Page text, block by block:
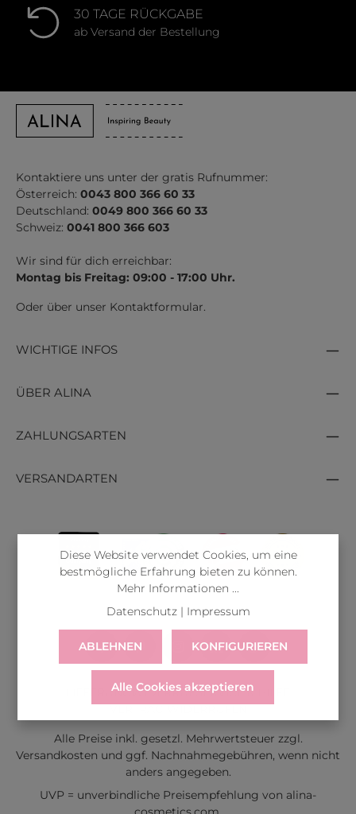
30 TAGE RÜCKGABE
ab Versand der Bestellung
Kontaktiere uns unter der gratis Rufnummer:
Österreich: 0043 800 366 60 33
Deutschland: 0049 800 366 60 33
Schweiz: 0041 800 366 603
Wir sind für dich erreichbar:
Montag bis Freitag: 09:00 - 17:00 Uhr.
Oder über unser Kontaktformular.
WICHTIGE INFOS
ÜBER ALINA
ZAHLUNGSARTEN
VERSANDARTEN
LIEFERUNGWIDERRUFSERVICE & HILFE
VERTRAG WIDERRUFEN
Alle Preise inkl. gesetzl. Mehrwertsteuer zzgl.
Versandkosten und ggf. Nachnahmegebühren, wenn nicht
anders angegeben.
UVP = unverbindliche Preisempfehlung von alina-
Diese Website verwendet Cookies, um eine
bestmögliche Erfahrung bieten zu können.
Mehr Informationen ...
Datenschutz| Impressum
ABLEHNEN KONFIGURIEREN
Alle Cookies akzeptieren